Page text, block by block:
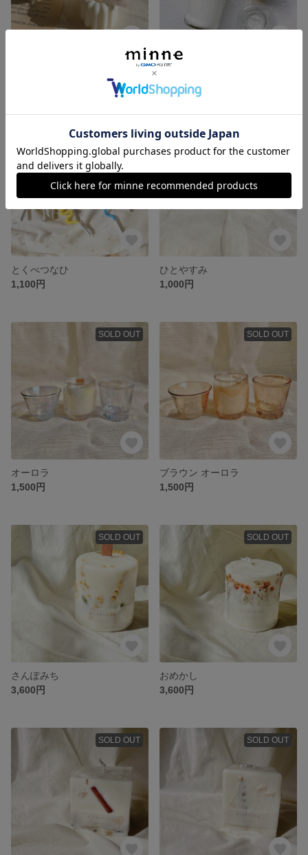
ひるま
SOLD OUT
とくべつなひ
1,100円
ひとやすみ
1,000円
SOLD OUT
オーロラ
1,500円
SOLD OUT
ブラウン オーロラ
1,500円
SOLD OUT
さんぽみち
3,600円
SOLD OUT
おめかし
3,600円
SOLD OUT SOLD OUT